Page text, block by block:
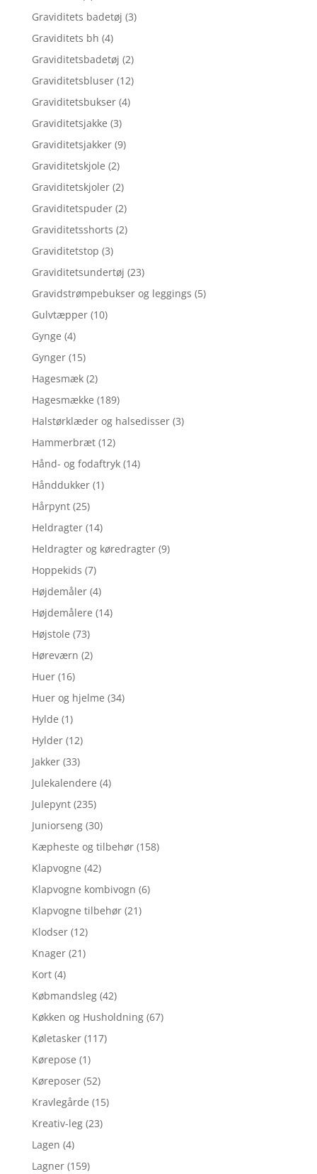
Graviditets badetøj (3)
Graviditets bh (4)
Graviditetsbadetøj (2)
Graviditetsbluser (12)
Graviditetsbukser (4)
Graviditetsjakke (3)
Graviditetsjakker (9)
Graviditetskjole (2)
Graviditetskjoler (2)
Graviditetspuder (2)
Graviditetsshorts (2)
Graviditetstop (3)
Graviditetsundertøj (23)
Gravidstrømpebukser og leggings (5)
Gulvtæpper (10)
Gynge (4)
Gynger (15)
Hagesmæk (2)
Hagesmække (189)
Halstørklæder og halsedisser (3)
Hammerbræt (12)
Hånd- og fodaftryk (14)
Hånddukker (1)
Hårpynt (25)
Heldragter (14)
Heldragter og køredragter (9)
Hoppekids (7)
Højdemåler (4)
Højdemålere (14)
Højstole (73)
Høreværn (2)
Huer (16)
Huer og hjelme (34)
Hylde (1)
Hylder (12)
Jakker (33)
Julekalendere (4)
Julepynt (235)
Juniorseng (30)
Kæpheste og tilbehør (158)
Klapvogne (42)
Klapvogne kombivogn (6)
Klapvogne tilbehør (21)
Klodser (12)
Knager (21)
Kort (4)
Købmandsleg (42)
Køkken og Husholdning (67)
Køletasker (117)
Kørepose (1)
Køreposer (52)
Kravlegårde (15)
Kreativ-leg (23)
Lagen (4)
Lagner (159)